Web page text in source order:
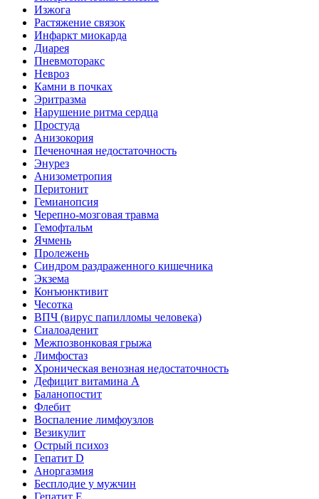
Изжога
Растяжение связок
Инфаркт миокарда
Диарея
Пневмоторакс
Невроз
Камни в почках
Эритразма
Нарушение ритма сердца
Простуда
Анизокория
Печеночная недостаточность
Энурез
Анизометропия
Перитонит
Гемианопсия
Черепно-мозговая травма
Гемофтальм
Ячмень
Пролежень
Синдром раздраженного кишечника
Экзема
Конъюнктивит
Чесотка
ВПЧ (вирус папилломы человека)
Сиалоаденит
Межпозвонковая грыжа
Лимфостаз
Хроническая венозная недостаточность
Дефицит витамина А
Баланопостит
Флебит
Воспаление лимфоузлов
Везикулит
Острый психоз
Гепатит D
Аноргазмия
Бесплодие у мужчин
Гепатит E